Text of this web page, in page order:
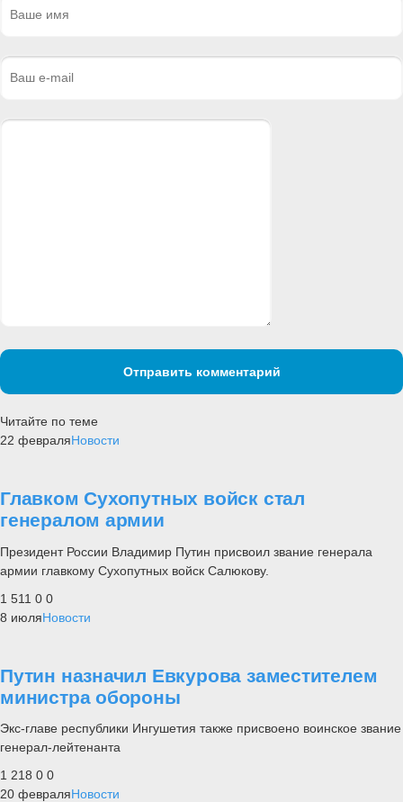
Отправить комментарий
Читайте по теме
22 февраляНовости
Главком Сухопутных войск стал
генералом армии
Президент России Владимир Путин присвоил звание генерала
армии главкому Сухопутных войск Салюкову.
1 511 0 0
8 июляНовости
Путин назначил Евкурова заместителем
министра обороны
Экс-главе республики Ингушетия также присвоено воинское звание
генерал-лейтенанта
1 218 0 0
20 февраляНовости